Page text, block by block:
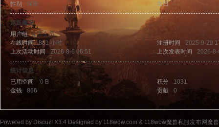
8w
性别 保密 生日 -
活跃概况
用户组金牌会员
在线时间
881 小时 注册时间
2025-9-29
上次活动时间
2026-8-6 06:51 上次发表时间 2026-
统计信息
已用空间
0 B 积分
1031
金钱
866 贡献 0
Powered by Discuz! X3.4 Designed by 118wow.com & 118wow魔兽私服发布网魔